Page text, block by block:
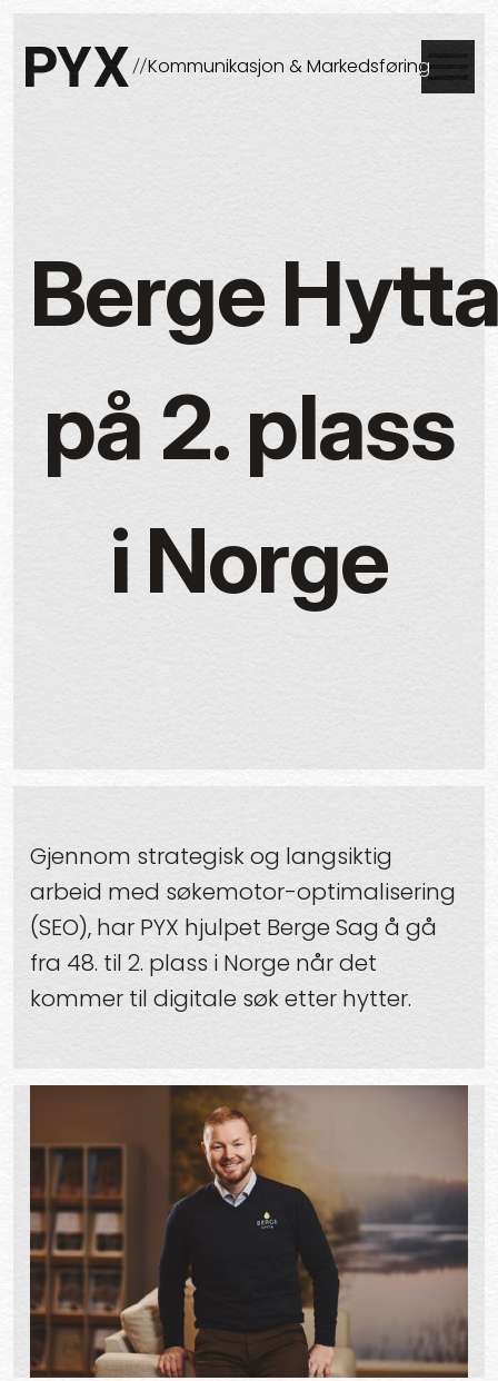
PYX
Lukke
Kommunikasjon & Markedsføring
Berge
på 2. plass
i Norge
Gjennom strategisk og langsiktig
arbeid med søkemotor-optimalisering
(SEO), har PYX hjulpet Berge Sag å gå
fra 48. til 2. plass i Norge når det
kommer til digitale søk etter hytter.